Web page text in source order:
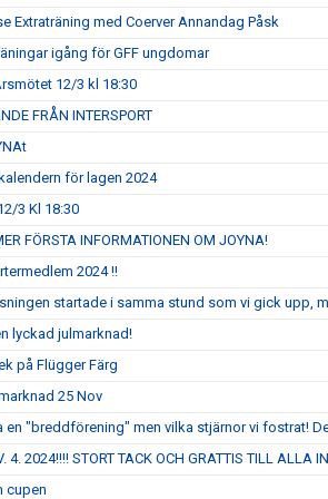
Extraträning med Coerver Annandag Påsk
igång för GFF ungdomar
12/3 kl 18:30
FRÅN INTERSPORT
för lagen 2024
3 Kl 18:30
FÖRSTA INFORMATIONEN OM JOYNA!
2024 !!
startade i samma stund som vi gick upp,
lyckad julmarknad!
på Flügger Färg
25 Nov
en "breddförening" men vilka stjärnor vi fostrat!
4. 2024!!!! STORT TACK OCH GRATTIS TILL ALLA
cupen